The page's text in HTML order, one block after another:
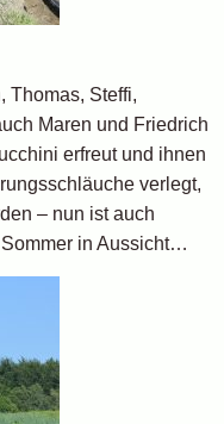
Thomas, Steffi,
Maren und Friedrich
erfreut und ihnen
verlegt,
– nun ist auch
in Aussicht…